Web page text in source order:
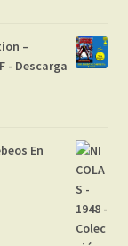
–
- Descarga
En